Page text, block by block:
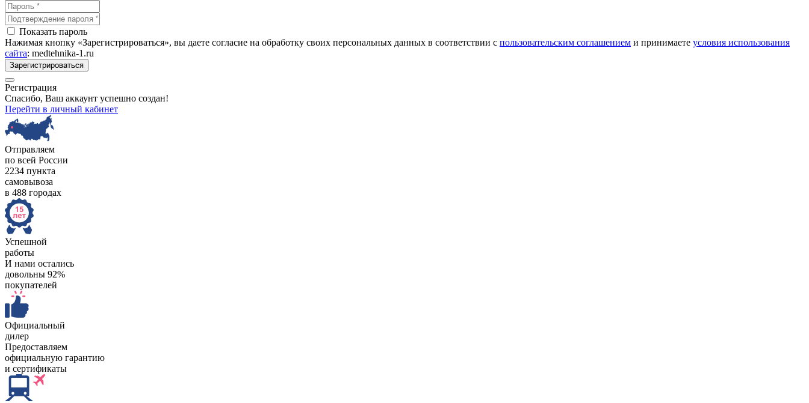
Показать пароль
Нажимая кнопку «Зарегистрироваться», вы даете согласие на обработку своих персональных данных в соответствии с пользовательским соглашением и принимаете условия использования
сайта: medtehnika-1.ru
Зарегистрироваться
Регистрация
Спасибо, Ваш аккаунт успешно создан!
Перейти в личный кабинет
Отправляем
по всей России
2234 пункта
самовывоза
в 488 городах
Успешной
работы
И нами остались
довольны 92%
покупателей
Официальный
дилер
Предоставляем
официальную гарантию
и сертификаты